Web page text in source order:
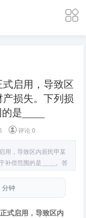
启用，导致区
损失。下列损
是____
评论 0
用，导致区内居民甲某
补偿范围的是____。答
洪区建设规划审批）被
分钟
式启用，导致区内